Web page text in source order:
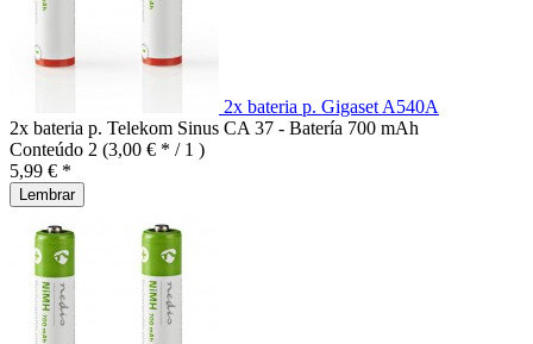
2x bateria p. Gigaset A540A
2x bateria p. Telekom Sinus CA 37 - Batería 700 mAh
Conteúdo 2 (3,00 € * / 1 )
5,99 € *
Lembrar